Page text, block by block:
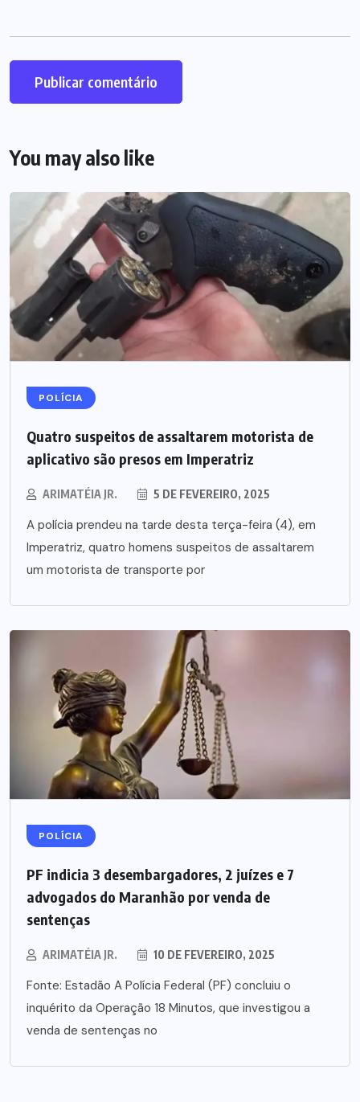
You may also like
POLÍCIA
Quatro suspeitos de assaltarem motorista de
aplicativo são presos em Imperatriz
ARIMATÉIA JR. 5 DE FEVEREIRO, 2025
A polícia prendeu na tarde desta terça-feira (4), em
Imperatriz, quatro homens suspeitos de assaltarem
um motorista de transporte por
POLÍCIA
PF indicia 3 desembargadores, 2 juízes e 7
advogados do Maranhão por venda de
sentenças
ARIMATÉIA JR. 10 DE FEVEREIRO, 2025
Fonte: Estadão A Polícia Federal (PF) concluiu o
inquérito da Operação 18 Minutos, que investigou a
venda de sentenças no